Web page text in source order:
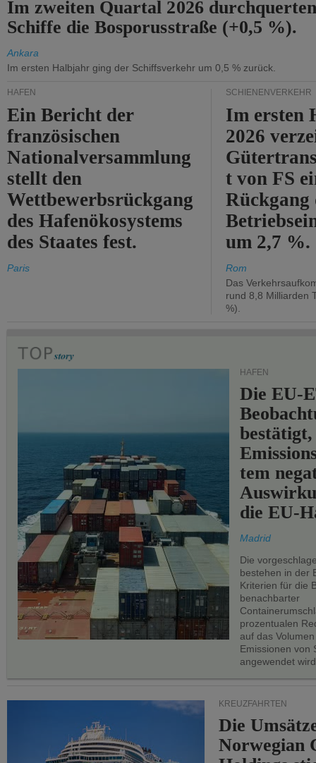
Im zweiten Quartal 2026
Schiffe die Bosporusstraße (+0,5 %).
Ankara
Im ersten Halbjahr ging der Schiffsverkehr um 0,5 % zurück.
HÄFEN
Ein Bericht der
französischen
Nationalversammlung
stellt den
Wettbewerbsrückgang
des Hafenökosystems
des Staates fest.
Paris
SCHIENENVERKEHR
Im ersten
2026
t von FS
Rückgang
um 2,7 %.
Rom
Das
rund 8,8 Milliarden
%).
HÄFEN
Die EU-
bestätigt,
tem
die EU-
Madrid
Die
bestehen in der
Kriterien für die
benachbarter
prozentualen
auf das
Emissionen von
angewendet
KREUZFAHRTEN
Die
Norwegian